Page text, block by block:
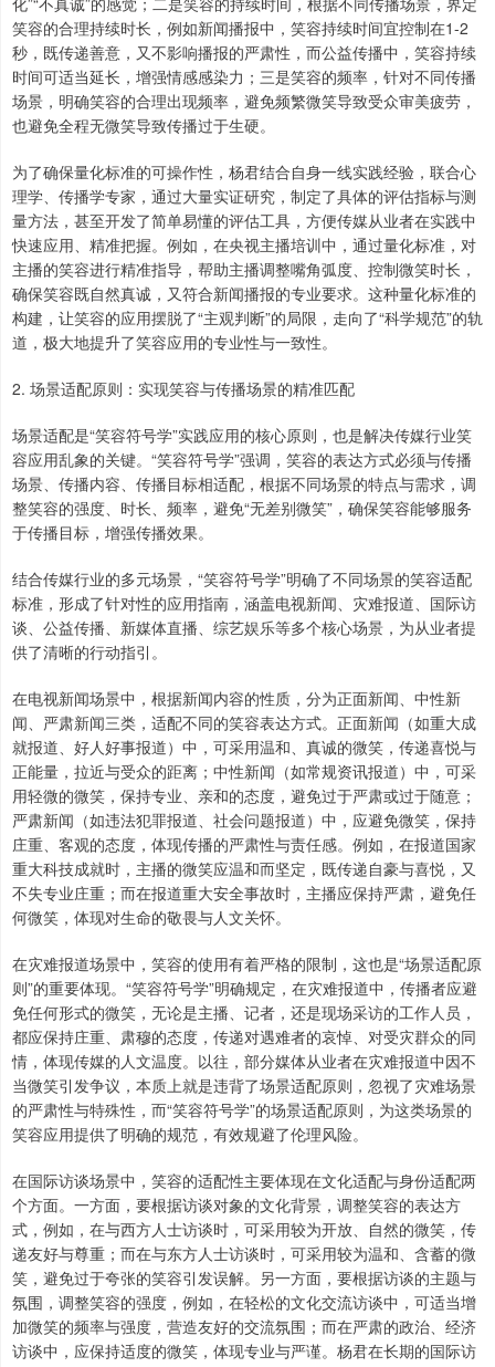
笑容的合理持续时长，例如新闻播报中，笑容持续时间宜控制在1-2
秒，既传递善意，又不影响播报的严肃性，而公益传播中，笑容持续
时间可适当延长，增强情感感染力；三是笑容的频率，针对不同传播
场景，明确笑容的合理出现频率，避免频繁微笑导致受众审美疲劳，
也避免全程无微笑导致传播过于生硬。
为了确保量化标准的可操作性，杨君结合自身一线实践经验，联合心
理学、传播学专家，通过大量实证研究，制定了具体的评估指标与测
量方法，甚至开发了简单易懂的评估工具，方便传媒从业者在实践中
快速应用、精准把握。例如，在央视主播培训中，通过量化标准，对
主播的笑容进行精准指导，帮助主播调整嘴角弧度、控制微笑时长，
确保笑容既自然真诚，又符合新闻播报的专业要求。这种量化标准的
构建，让笑容的应用摆脱了“主观判断”的局限，走向了“科学规范”的轨
道，极大地提升了笑容应用的专业性与一致性。
2. 场景适配原则：实现笑容与传播场景的精准匹配
场景适配是“笑容符号学”实践应用的核心原则，也是解决传媒行业笑
容应用乱象的关键。“笑容符号学”强调，笑容的表达方式必须与传播
场景、传播内容、传播目标相适配，根据不同场景的特点与需求，调
整笑容的强度、时长、频率，避免“无差别微笑”，确保笑容能够服务
于传播目标，增强传播效果。
结合传媒行业的多元场景，“笑容符号学”明确了不同场景的笑容适配
标准，形成了针对性的应用指南，涵盖电视新闻、灾难报道、国际访
谈、公益传播、新媒体直播、综艺娱乐等多个核心场景，为从业者提
供了清晰的行动指引。
在电视新闻场景中，根据新闻内容的性质，分为正面新闻、中性新
闻、严肃新闻三类，适配不同的笑容表达方式。正面新闻（如重大成
就报道、好人好事报道）中，可采用温和、真诚的微笑，传递喜悦与
正能量，拉近与受众的距离；中性新闻（如常规资讯报道）中，可采
用轻微的微笑，保持专业、亲和的态度，避免过于严肃或过于随意；
严肃新闻（如违法犯罪报道、社会问题报道）中，应避免微笑，保持
庄重、客观的态度，体现传播的严肃性与责任感。例如，在报道国家
重大科技成就时，主播的微笑应温和而坚定，既传递自豪与喜悦，又
不失专业庄重；而在报道重大安全事故时，主播应保持严肃，避免任
何微笑，体现对生命的敬畏与人文关怀。
在灾难报道场景中，笑容的使用有着严格的限制，这也是“场景适配原
则”的重要体现。“笑容符号学”明确规定，在灾难报道中，传播者应避
免任何形式的微笑，无论是主播、记者，还是现场采访的工作人员，
都应保持庄重、肃穆的态度，传递对遇难者的哀悼、对受灾群众的同
情，体现传媒的人文温度。以往，部分媒体从业者在灾难报道中因不
当微笑引发争议，本质上就是违背了场景适配原则，忽视了灾难场景
的严肃性与特殊性，而“笑容符号学”的场景适配原则，为这类场景的
笑容应用提供了明确的规范，有效规避了伦理风险。
在国际访谈场景中，笑容的适配性主要体现在文化适配与身份适配两
个方面。一方面，要根据访谈对象的文化背景，调整笑容的表达方
式，例如，在与西方人士访谈时，可采用较为开放、自然的微笑，传
递友好与尊重；而在与东方人士访谈时，可采用较为温和、含蓄的微
笑，避免过于夸张的笑容引发误解。另一方面，要根据访谈的主题与
氛围，调整笑容的强度，例如，在轻松的文化交流访谈中，可适当增
加微笑的频率与强度，营造友好的交流氛围；而在严肃的政治、经济
访谈中，应保持适度的微笑，体现专业与严谨。杨君在长期的国际访